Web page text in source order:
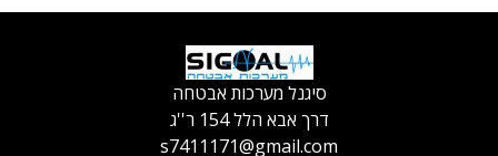
סיגנל מערכות אבטחה
דרך אבא הלל 154 ר''ג
s7411171@gmail.com